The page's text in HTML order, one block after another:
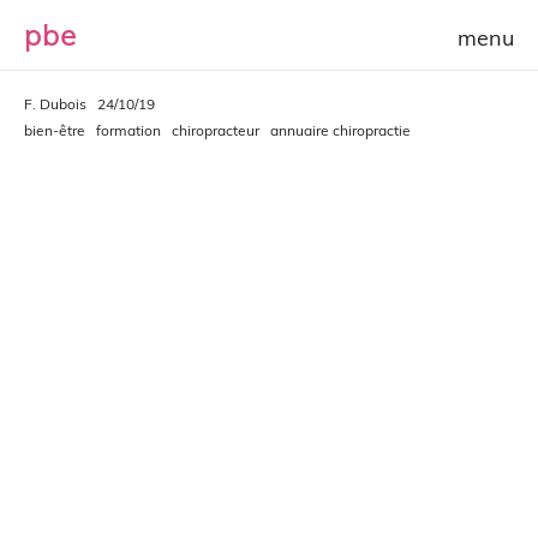
pbe
F. Dubois
24/10/19
bien-être
formation chiropracteur annuaire chiropractie